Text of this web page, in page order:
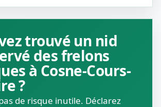
trouvé un nid
des frelons
à Cosne-Cours-
?
de risque inutile. Déclarez